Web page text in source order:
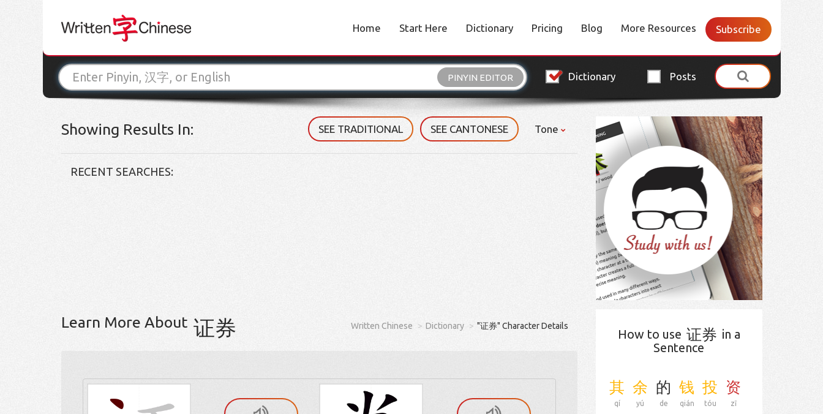
Home Start Here Dictionary Pricing Blog More Resources Subscribe
PINYIN EDITOR Dictionary Posts
Showing Results In: SEE TRADITIONAL SEE CANTONESE Tone
RECENT SEARCHES:
Learn More About 证券 Written Chinese Dictionary "证券" Character Details
How to use 证券 in a
Sentence
其
qí
余
yú
的
de
钱
qián
投
tóu
资
zī